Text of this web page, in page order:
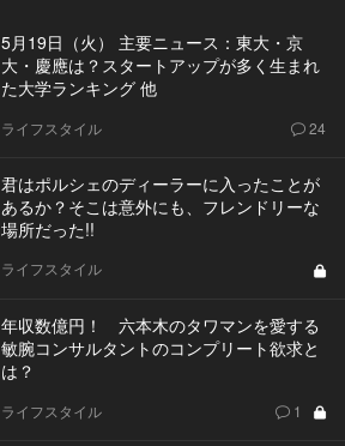
5月19日（火） 主要ニュース：東大・京
大・慶應は？スタートアップが多く生まれ
た大学ランキング 他
ライフスタイル 24
君はポルシェのディーラーに入ったことが
あるか？そこは意外にも、フレンドリーな
場所だった!!
ライフスタイル
年収数億円！ 六本木のタワマンを愛する
敏腕コンサルタントのコンプリート欲求と
は？
ライフスタイル 1